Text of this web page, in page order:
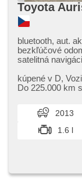
Toyota
bluetooth, aut.
bezkľúčové
satelitná
sedadlá, isofix,
svetlá, el.
deaktivácia
diaľkový,
parkovacie
riadenia,
kúpené v D,​
Do 225.000 km
2013
1.6 l